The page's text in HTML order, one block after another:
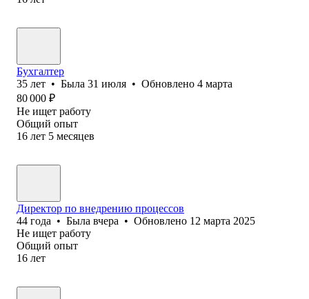
Бухгалтер
35 лет • Была 31 июля • Обновлено 4 марта
80 000 ₽
Не ищет работу
Общий опыт
16 лет 5 месяцев
Директор по внедрению процессов
44 года • Была вчера • Обновлено 12 марта 2025
Не ищет работу
Общий опыт
16 лет